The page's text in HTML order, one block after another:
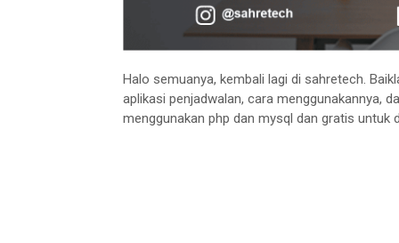
Halo semuanya, kembali lagi di sahretech.
aplikasi penjadwalan, cara menggunakannya,
menggunakan php dan mysql dan gratis untuk